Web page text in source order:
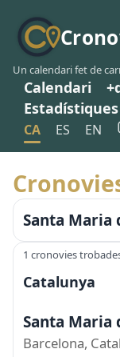
Un calendari fet de
Calendari
Estadístiques
CA ES EN
Santa Maria
1 cronovies
Catalunya
Santa Maria
Barcelona,